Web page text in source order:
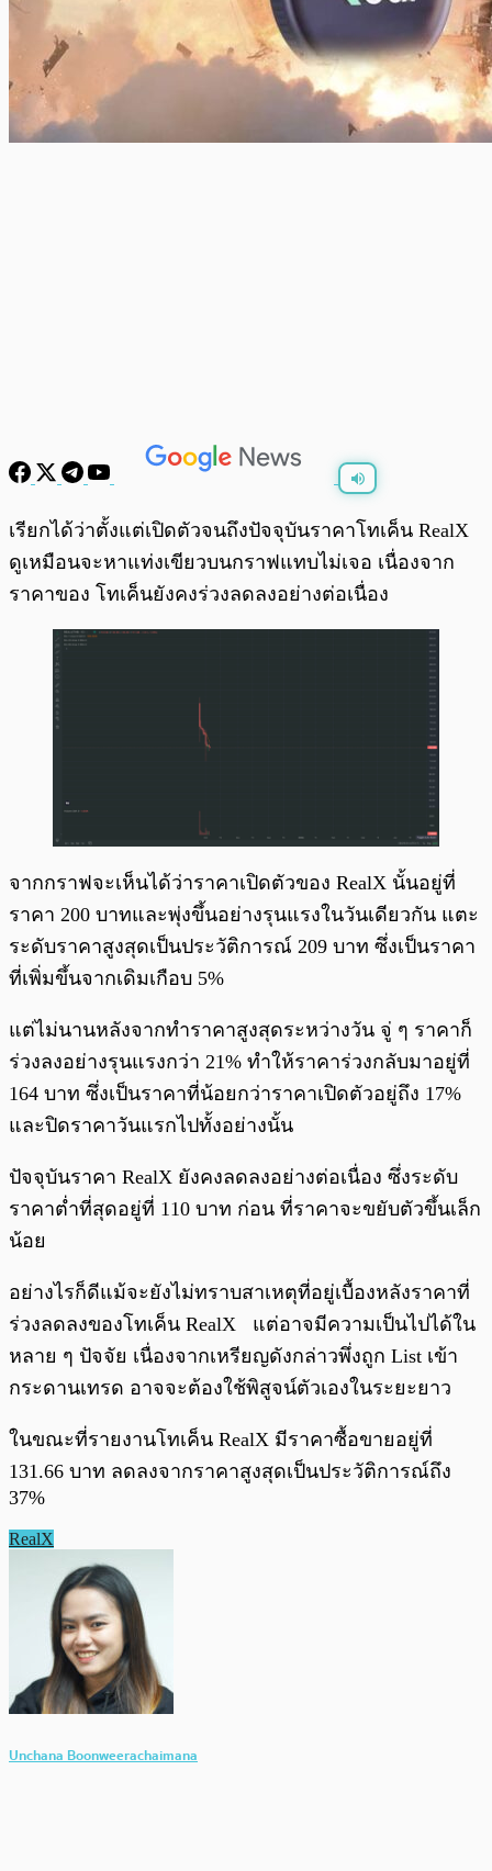
พร้อมเล่น 0:00/
เรียกได้ว่าตั้งแต่เปิดตัวจนถึงปัจจุบันราคาโทเค็น RealX
ดูเหมือนจะหาแท่งเขียวบนกราฟแทบไม่เจอ เนื่องจาก
ราคาของ โทเค็นยังคงร่วงลดลงอย่างต่อเนื่อง
จากกราฟจะเห็นได้ว่าราคาเปิดตัวของ RealX นั้นอยู่ที่
ราคา 200 บาทและพุ่งขึ้นอย่างรุนแรงในวันเดียวกัน แตะ
ระดับราคาสูงสุดเป็นประวัติการณ์ 209 บาท ซึ่งเป็นราคา
ที่เพิ่มขึ้นจากเดิมเกือบ 5%
แต่ไม่นานหลังจากทำราคาสูงสุดระหว่างวัน จู่ ๆ ราคาก็
ร่วงลงอย่างรุนแรงกว่า 21% ทำให้ราคาร่วงกลับมาอยู่ที่
164 บาท ซึ่งเป็นราคาที่น้อยกว่าราคาเปิดตัวอยู่ถึง 17%
และปิดราคาวันแรกไปทั้งอย่างนั้น
ปัจจุบันราคา RealX ยังคงลดลงอย่างต่อเนื่อง ซึ่งระดับ
ราคาต่ำที่สุดอยู่ที่ 110 บาท ก่อน ที่ราคาจะขยับตัวขึ้นเล็ก
น้อย
อย่างไรก็ดีแม้จะยังไม่ทราบสาเหตุที่อยู่เบื้องหลังราคาที่
ร่วงลดลงของโทเค็น RealX แต่อาจมีความเป็นไปได้ใน
หลาย ๆ ปัจจัย เนื่องจากเหรียญดังกล่าวพึ่งถูก List เข้า
กระดานเทรด อาจจะต้องใช้พิสูจน์ตัวเองในระยะยาว
ในขณะที่รายงานโทเค็น RealX มีราคาซื้อขายอยู่ที่
131.66 บาท ลดลงจากราคาสูงสุดเป็นประวัติการณ์ถึง
37%
RealX
Unchana Boonweerachaimana